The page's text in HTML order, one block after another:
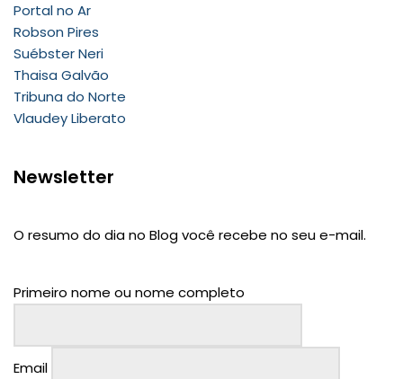
Portal no Ar
Robson Pires
Suébster Neri
Thaisa Galvão
Tribuna do Norte
Vlaudey Liberato
Newsletter
O resumo do dia no Blog você recebe no seu e-mail.
Primeiro nome ou nome completo
Email